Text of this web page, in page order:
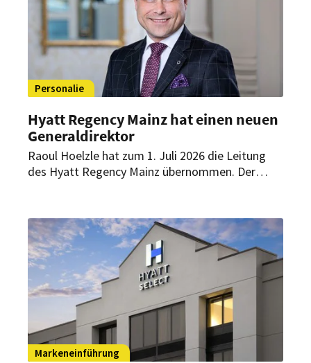
Personalie
Hyatt Regency Mainz hat einen neuen
Generaldirektor
Raoul Hoelzle hat zum 1. Juli 2026 die Leitung
des Hyatt Regency Mainz übernommen. Der
Positionierung des Hauses am Rhein
weiterentwickeln.
Markeneinführung